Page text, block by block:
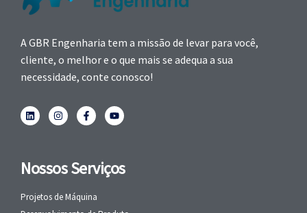
A GBR Engenharia tem a missão de levar para você,
cliente, o melhor e o que mais se adequa a sua
necessidade, conte conosco!
Nossos Serviços
Projetos de Máquina